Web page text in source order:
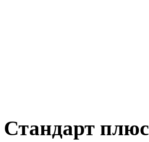
Стандарт плюс